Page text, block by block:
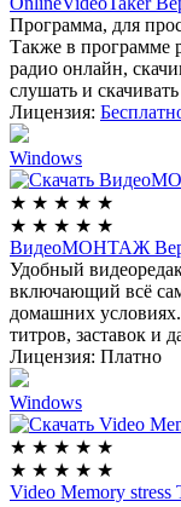
Программа, для
Также в программе
радио онлайн,
слушать и
Лицензия:
Windows
★ ★ ★ ★ ★
★ ★ ★ ★ ★
ВидеоМОНТАЖ
Удобный
включающий всё
домашних
титров, заставок и
Лицензия: Платно
Windows
★ ★ ★ ★ ★
★ ★ ★ ★ ★
Video Memory stress